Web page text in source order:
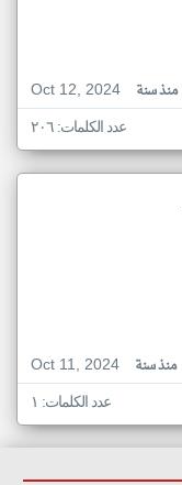
Oct 12, 2024
منذ سنة
عدد الكلمات: ٢٠٦
Oct 11, 2024
منذ سنة
عدد الكلمات: ١